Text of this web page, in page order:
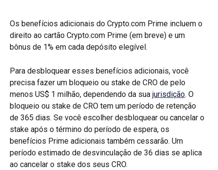
Os benefícios adicionais do Crypto.com Prime incluem o
direito ao cartão Crypto.com Prime (em breve) e um
bônus de 1% em cada depósito elegível.
Para desbloquear esses benefícios adicionais, você
precisa fazer um bloqueio ou stake de CRO de pelo
menos US$ 1 milhão, dependendo da sua jurisdição. O
bloqueio ou stake de CRO tem um período de retenção
de 365 dias. Se você escolher desbloquear ou cancelar o
stake após o término do período de espera, os
benefícios Prime adicionais também cessarão. Um
período estimado de desvinculação de 36 dias se aplica
ao cancelar o stake dos seus CRO.